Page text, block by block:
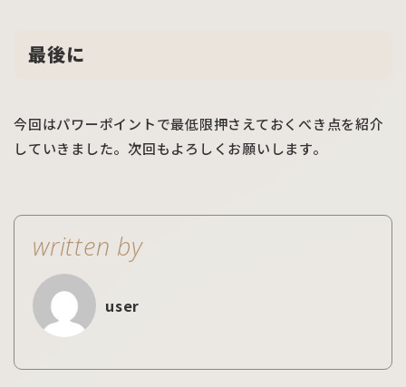
最後に
今回はパワーポイントで最低限押さえておくべき点を紹介
していきました。次回もよろしくお願いします。
written by
user